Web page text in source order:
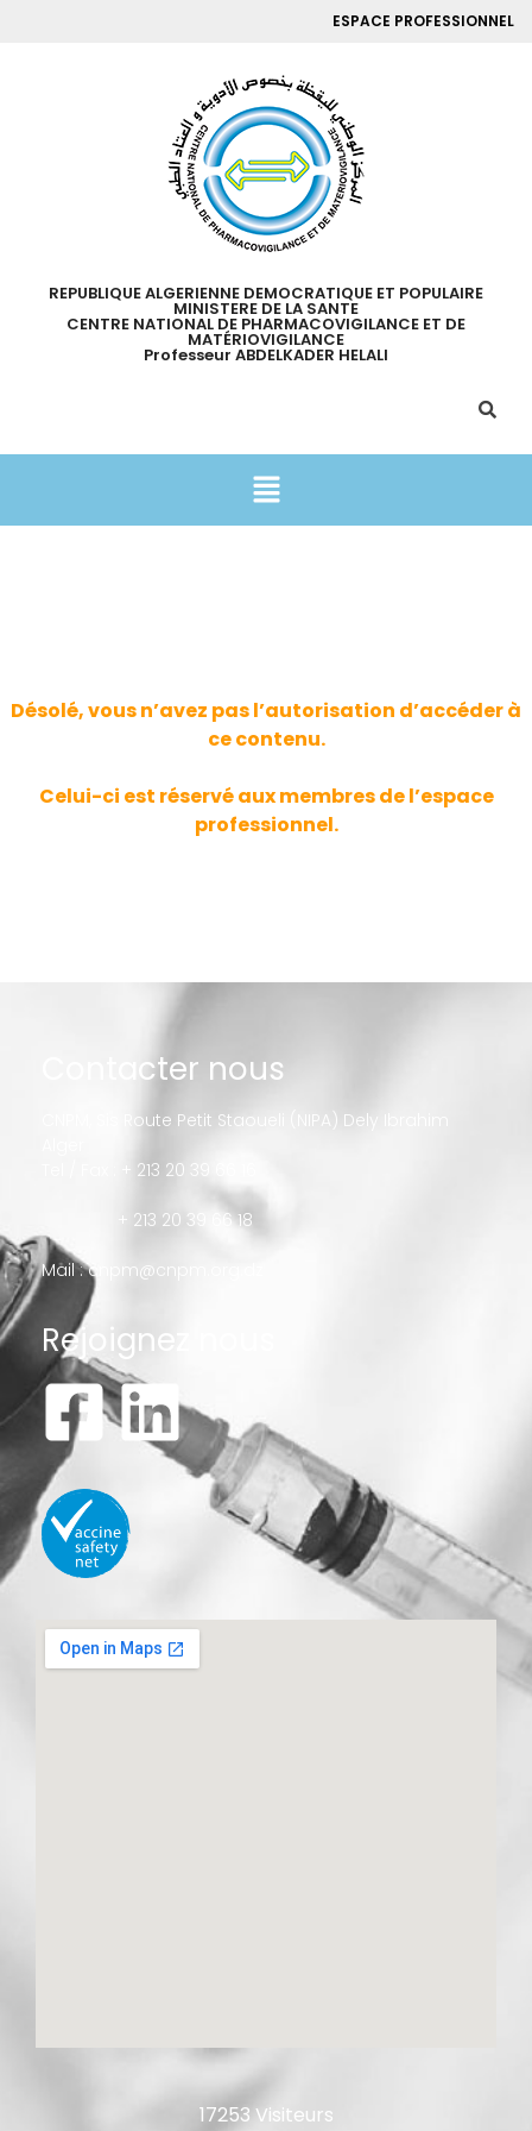
ESPACE PROFESSIONNEL
REPUBLIQUE ALGERIENNE DEMOCRATIQUE ET POPULAIRE
MINISTERE DE LA SANTE
CENTRE NATIONAL DE PHARMACOVIGILANCE ET DE
MATÉRIOVIGILANCE
Professeur ABDELKADER HELALI
Désolé, vous n’avez pas l’autorisation d’accéder à
ce contenu.
Celui-ci est réservé aux membres de l’espace
professionnel.
Contacter nous
CNPM, Sis Route Petit Staoueli (NIPA) Dely Ibrahim
Tel / Fax : + 213 20 39 66 16
+ 213 20 39 66 18
Mail :cnpm@cnpm.org.dz
Rejoignez nous
17253 Visiteurs